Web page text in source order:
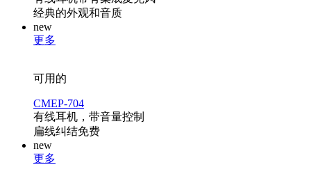
经典的外观和音质
new
更多
可用的
CMEP-704
有线耳机，带音量控制
扁线纠结免费
new
更多